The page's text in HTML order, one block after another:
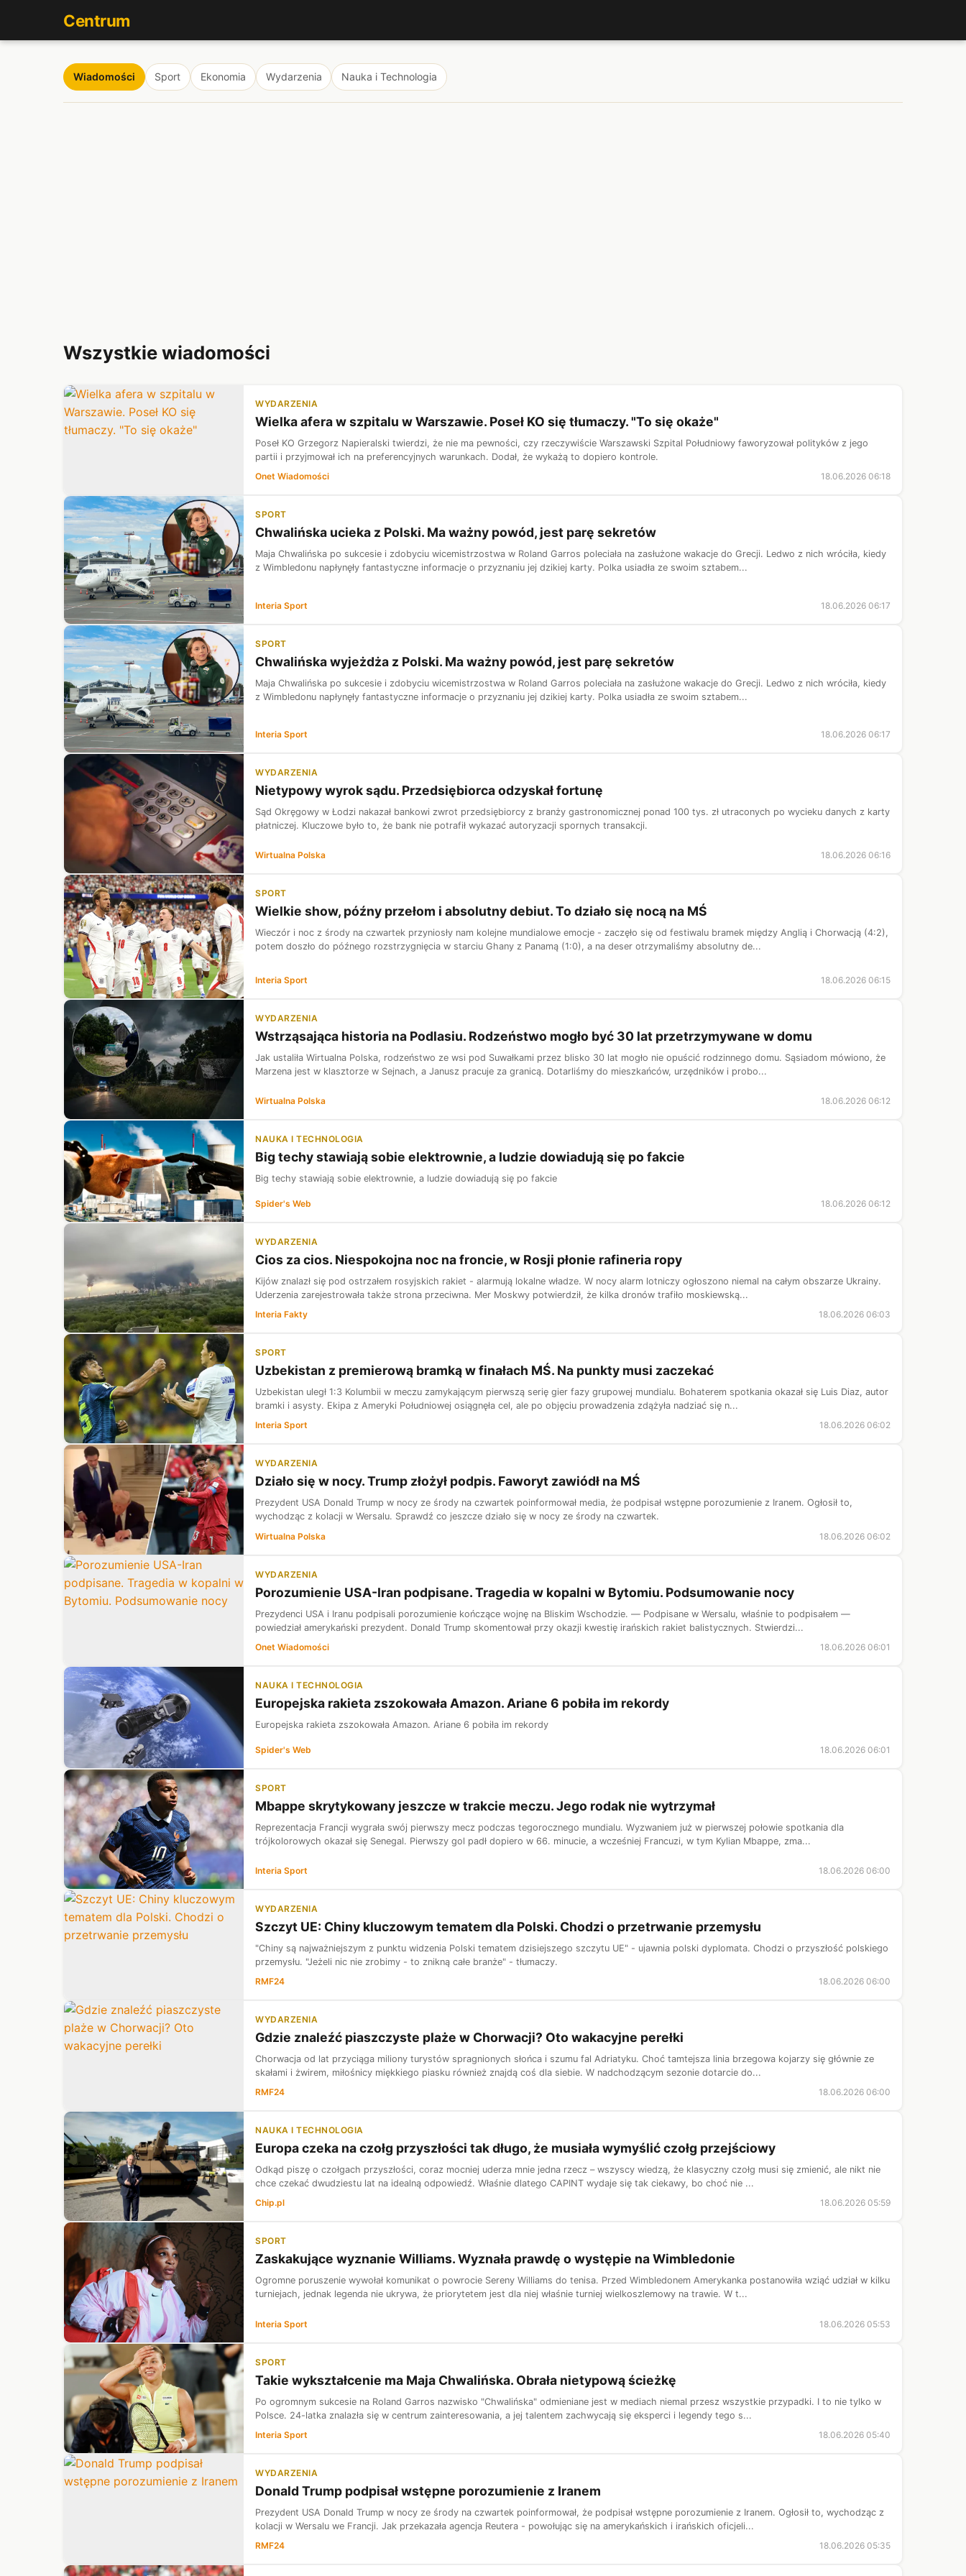
Centrum
Wiadomości Sport Ekonomia Wydarzenia Nauka i Technologia
Wszystkie wiadomości
WYDARZENIA
Wielka afera w szpitalu w Warszawie. Poseł KO się tłumaczy. "To się okaże"
Poseł KO Grzegorz Napieralski twierdzi, że nie ma pewności, czy rzeczywiście Warszawski Szpital Południowy faworyzował polityków z jego
partii i przyjmował ich na preferencyjnych warunkach. Dodał, że wykażą to dopiero kontrole.
Onet Wiadomości
18.06.2026 06:18
SPORT
Chwalińska ucieka z Polski. Ma ważny powód, jest parę sekretów
Maja Chwalińska po sukcesie i zdobyciu wicemistrzostwa w Roland Garros poleciała na zasłużone wakacje do Grecji. Ledwo z nich wróciła, kiedy
z Wimbledonu napłynęły fantastyczne informacje o przyznaniu jej dzikiej karty. Polka usiadła ze swoim sztabem...
Interia Sport 18.06.2026 06:17
SPORT
Chwalińska wyjeżdża z Polski. Ma ważny powód, jest parę sekretów
Maja Chwalińska po sukcesie i zdobyciu wicemistrzostwa w Roland Garros poleciała na zasłużone wakacje do Grecji. Ledwo z nich wróciła, kiedy
z Wimbledonu napłynęły fantastyczne informacje o przyznaniu jej dzikiej karty. Polka usiadła ze swoim sztabem...
Interia Sport 18.06.2026 06:17
WYDARZENIA
Nietypowy wyrok sądu. Przedsiębiorca odzyskał fortunę
Sąd Okręgowy w Łodzi nakazał bankowi zwrot przedsiębiorcy z branży gastronomicznej ponad 100 tys. zł utraconych po wycieku danych z karty
płatniczej. Kluczowe było to, że bank nie potrafił wykazać autoryzacji spornych transakcji.
Wirtualna Polska 18.06.2026 06:16
SPORT
Wielkie show, późny przełom i absolutny debiut. To działo się nocą na MŚ
Wieczór i noc z środy na czwartek przyniosły nam kolejne mundialowe emocje - zaczęło się od festiwalu bramek między Anglią i Chorwacją (4:2),
potem doszło do późnego rozstrzygnięcia w starciu Ghany z Panamą (1:0), a na deser otrzymaliśmy absolutny de...
Interia Sport 18.06.2026 06:15
WYDARZENIA
Wstrząsająca historia na Podlasiu. Rodzeństwo mogło być 30 lat przetrzymywane w domu
Jak ustaliła Wirtualna Polska, rodzeństwo ze wsi pod Suwałkami przez blisko 30 lat mogło nie opuścić rodzinnego domu. Sąsiadom mówiono, że
Marzena jest w klasztorze w Sejnach, a Janusz pracuje za granicą. Dotarliśmy do mieszkańców, urzędników i probo...
Wirtualna Polska 18.06.2026 06:12
NAUKA I TECHNOLOGIA
Big techy stawiają sobie elektrownie, a ludzie dowiadują się po fakcie
Big techy stawiają sobie elektrownie, a ludzie dowiadują się po fakcie
Spider's Web 18.06.2026 06:12
WYDARZENIA
Cios za cios. Niespokojna noc na froncie, w Rosji płonie rafineria ropy
Kijów znalazł się pod ostrzałem rosyjskich rakiet - alarmują lokalne władze. W nocy alarm lotniczy ogłoszono niemal na całym obszarze Ukrainy.
Uderzenia zarejestrowała także strona przeciwna. Mer Moskwy potwierdził, że kilka dronów trafiło moskiewską...
Interia Fakty
18.06.2026 06:03
SPORT
Uzbekistan z premierową bramką w finałach MŚ. Na punkty musi zaczekać
Uzbekistan uległ 1:3 Kolumbii w meczu zamykającym pierwszą serię gier fazy grupowej mundialu. Bohaterem spotkania okazał się Luis Diaz, autor
bramki i asysty. Ekipa z Ameryki Południowej osiągnęła cel, ale po objęciu prowadzenia zdążyła nadziać się n...
Interia Sport
18.06.2026 06:02
WYDARZENIA
Działo się w nocy. Trump złożył podpis. Faworyt zawiódł na MŚ
Prezydent USA Donald Trump w nocy ze środy na czwartek poinformował media, że podpisał wstępne porozumienie z Iranem. Ogłosił to,
wychodząc z kolacji w Wersalu. Sprawdź co jeszcze działo się w nocy ze środy na czwartek.
Wirtualna Polska
18.06.2026 06:02
WYDARZENIA
Porozumienie USA-Iran podpisane. Tragedia w kopalni w Bytomiu. Podsumowanie nocy
Prezydenci USA i Iranu podpisali porozumienie kończące wojnę na Bliskim Wschodzie. — Podpisane w Wersalu, właśnie to podpisałem —
powiedział amerykański prezydent. Donald Trump skomentował przy okazji kwestię irańskich rakiet balistycznych. Stwierdzi...
Onet Wiadomości
18.06.2026 06:01
NAUKA I TECHNOLOGIA
Europejska rakieta zszokowała Amazon. Ariane 6 pobiła im rekordy
Europejska rakieta zszokowała Amazon. Ariane 6 pobiła im rekordy
Spider's Web 18.06.2026 06:01
SPORT
Mbappe skrytykowany jeszcze w trakcie meczu. Jego rodak nie wytrzymał
Reprezentacja Francji wygrała swój pierwszy mecz podczas tegorocznego mundialu. Wyzwaniem już w pierwszej połowie spotkania dla
trójkolorowych okazał się Senegal. Pierwszy gol padł dopiero w 66. minucie, a wcześniej Francuzi, w tym Kylian Mbappe, zma...
Interia Sport 18.06.2026 06:00
WYDARZENIA
​Szczyt UE: Chiny kluczowym tematem dla Polski. Chodzi o przetrwanie przemysłu
"Chiny są najważniejszym z punktu widzenia Polski tematem dzisiejszego szczytu UE" - ujawnia polski dyplomata. Chodzi o przyszłość polskiego
przemysłu. "Jeżeli nic nie zrobimy - to znikną całe branże" - tłumaczy.
RMF24
18.06.2026 06:00
WYDARZENIA
Gdzie znaleźć piaszczyste plaże w Chorwacji? Oto wakacyjne perełki
Chorwacja od lat przyciąga miliony turystów spragnionych słońca i szumu fal Adriatyku. Choć tamtejsza linia brzegowa kojarzy się głównie ze
skałami i żwirem, miłośnicy miękkiego piasku również znajdą coś dla siebie. W nadchodzącym sezonie dotarcie do...
RMF24
18.06.2026 06:00
NAUKA I TECHNOLOGIA
Europa czeka na czołg przyszłości tak długo, że musiała wymyślić czołg przejściowy
Odkąd piszę o czołgach przyszłości, coraz mocniej uderza mnie jedna rzecz – wszyscy wiedzą, że klasyczny czołg musi się zmienić, ale nikt nie
chce czekać dwudziestu lat na idealną odpowiedź. Właśnie dlatego CAPINT wydaje się tak ciekawy, bo choć nie ...
Chip.pl
18.06.2026 05:59
SPORT
Zaskakujące wyznanie Williams. Wyznała prawdę o występie na Wimbledonie
Ogromne poruszenie wywołał komunikat o powrocie Sereny Williams do tenisa. Przed Wimbledonem Amerykanka postanowiła wziąć udział w kilku
turniejach, jednak legenda nie ukrywa, że priorytetem jest dla niej właśnie turniej wielkoszlemowy na trawie. W t...
Interia Sport 18.06.2026 05:53
SPORT
Takie wykształcenie ma Maja Chwalińska. Obrała nietypową ścieżkę
Po ogromnym sukcesie na Roland Garros nazwisko "Chwalińska" odmieniane jest w mediach niemal przesz wszystkie przypadki. I to nie tylko w
Polsce. 24-latka znalazła się w centrum zainteresowania, a jej talentem zachwycają się eksperci i legendy tego s...
Interia Sport
18.06.2026 05:40
WYDARZENIA
Donald Trump podpisał wstępne porozumienie z Iranem
Prezydent USA Donald Trump w nocy ze środy na czwartek poinformował, że podpisał wstępne porozumienie z Iranem. Ogłosił to, wychodząc z
kolacji w Wersalu we Francji. Jak przekazała agencja Reutera - powołując się na amerykańskich i irańskich oficjeli...
RMF24
18.06.2026 05:35